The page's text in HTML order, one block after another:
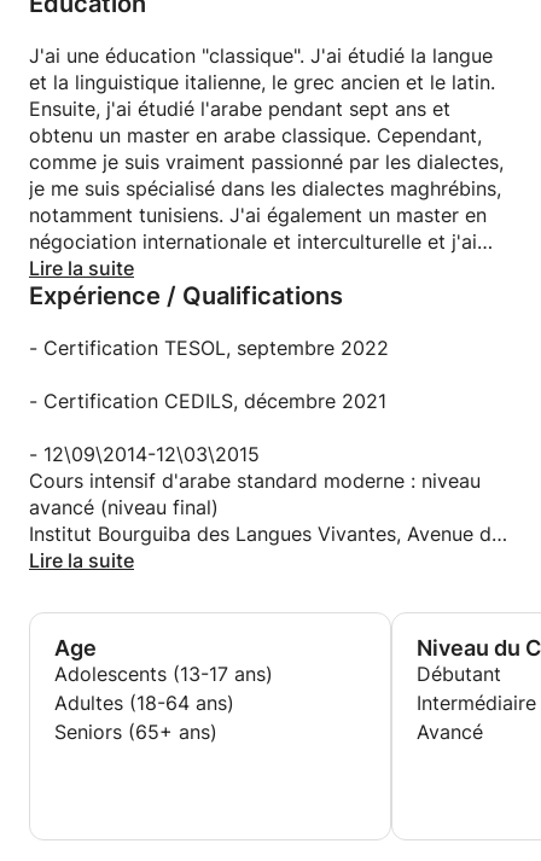
contes folkloriques et la musique.
J'ai une éducation "classique". J'ai étudié la langue
et la linguistique italienne, le grec ancien et le latin.
Ensuite, j'ai étudié l'arabe pendant sept ans et
obtenu un master en arabe classique. Cependant,
comme je suis vraiment passionné par les dialectes,
je me suis spécialisé dans les dialectes maghrébins,
notamment tunisiens. J'ai également un master en
négociation internationale et interculturelle et j'ai
voyagé en Afrique du Nord pour étudier dans
plusieurs écoles arabes pour étrangers accréditées.
participe à des webinaires et à des cours en ligne
méthodes innovantes d'enseignement de ma langue
obtenu le certificat d'enseignement CEDILS de
l'Université Ca' Foscari de Venise.
Lire la suite
Expérience / Qualifications
- Certification TESOL, septembre 2022
- Certification CEDILS, décembre 2021
- 12\09\2014-12\03\2015
Cours intensif d'arabe standard moderne : niveau
avancé (niveau final)
Institut Bourguiba des Langues Vivantes, Avenue de
la Liberté 47, 1001, Tunis (TN)
- 11\07\2010 – 05\08\2010
Cours d'arabe standard
Ecole arabe pour étrangers Ahlan Egypt , 8 el-
Ghorfa el-Toghareyya , Alexandrie (ET)
Lire la suite
Age
Adolescents (13-17 ans)
Adultes (18-64 ans)
Seniors (65+ ans)
Niveau du
Débutant
Intermédiaire
Avancé